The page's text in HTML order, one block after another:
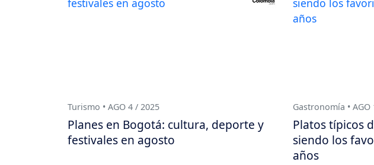
Turismo • AGO 4 / 2025
Planes en Bogotá: cultura, deporte y
festivales en agosto
Gastronomía • AGO
Platos típicos
siendo los
años